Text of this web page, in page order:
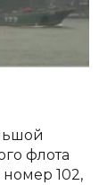
флота
102,